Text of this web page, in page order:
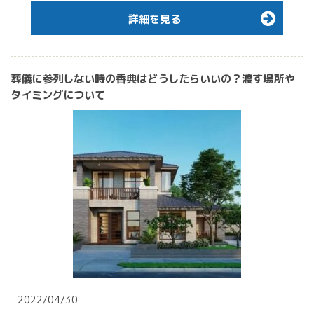
詳細を見る
葬儀に参列しない時の香典はどうしたらいいの？渡す場所や
タイミングについて
2022/04/30